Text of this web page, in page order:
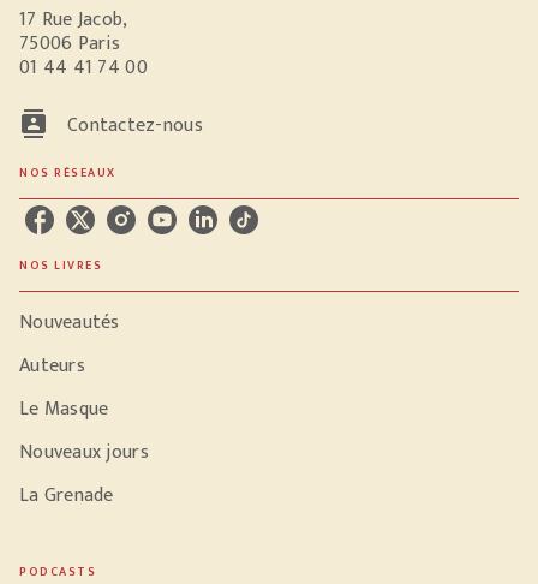
17 Rue Jacob,
75006 Paris
01 44 41 74 00
contacts Contactez-nous
NOS RÉSEAUX
NOS LIVRES
Nouveautés
Auteurs
Le Masque
Nouveaux jours
La Grenade
PODCASTS